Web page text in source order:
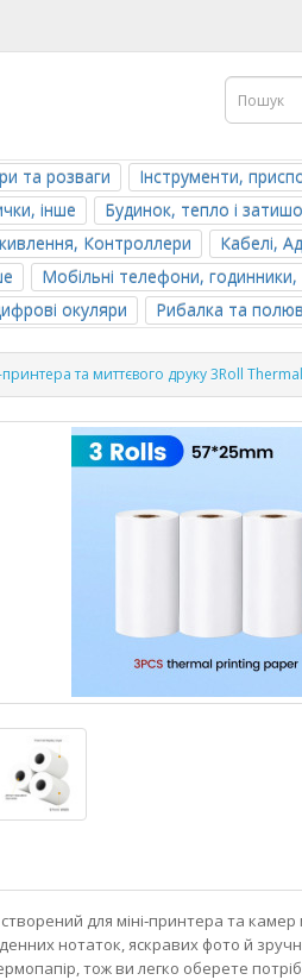
та розваги Інструменти,
інше
Будинок, тепло і
Контроллери
Кабелі,
Мобільні телефони,
окуляри
Рибалка та
та миттєвого друку 3Roll
для міні‑принтера та камер
нотаток, яскравих фото й
тож ви легко оберете